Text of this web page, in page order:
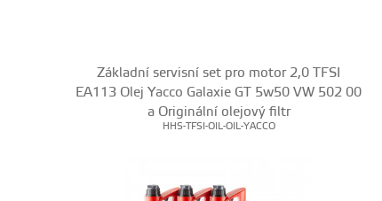
Základní servisní set pro motor 2,0 TFSI
EA113 Olej Yacco Galaxie GT 5w50 VW 502 00
a Originální olejový filtr
HHS-TFSI-OIL-OIL-YACCO